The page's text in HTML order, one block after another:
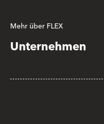
Mehr über FLEX
Unternehmen